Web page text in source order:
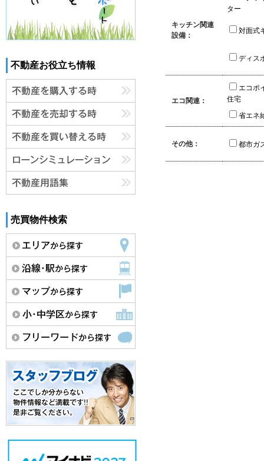
キッチン関連
設備：
ター
対面式
ディス
エコ関連：
エコポ
住宅
省エネ
その他： 都市ガ
不動産お役立ち情報
売買物件検索